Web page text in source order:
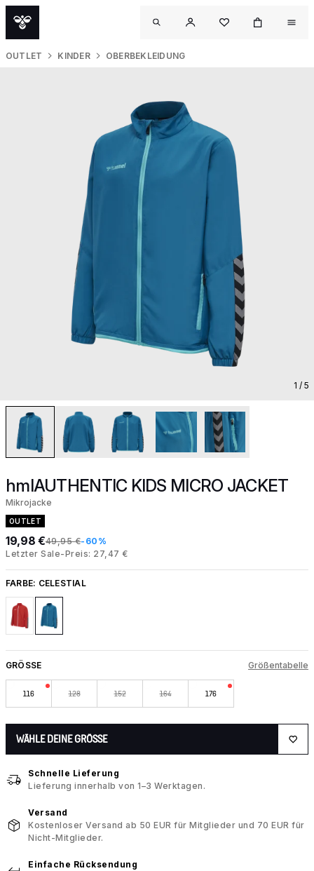
OUTLET KINDER OBERBEKLEIDUNG
1 / 5
hmlAUTHENTIC KIDS MICRO JACKET
Mikrojacke
OUTLET
19,98 €49,95 €-60%
Letzter Sale-Preis: 27,47 €
FARBE: CELESTIAL
GRÖSSE Größentabelle
116 128 152 164 176
WÄHLE DEINE GRÖSSE
Schnelle Lieferung
Lieferung innerhalb von 1–3 Werktagen.
Versand
Kostenloser Versand ab 50 EUR für Mitglieder und 70 EUR für
Nicht-Mitglieder.
Einfache Rücksendung